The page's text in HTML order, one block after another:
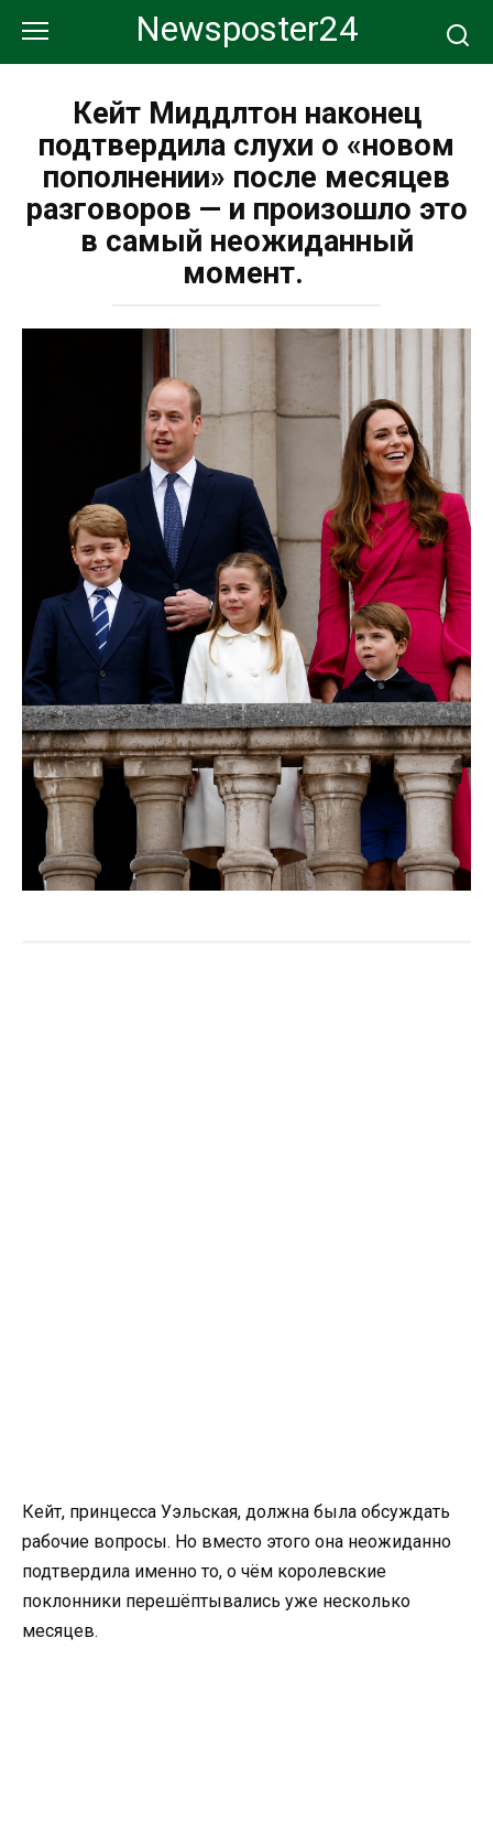
контенту
Newsposter24
Кейт Миддлтон наконец
подтвердила слухи о «новом
пополнении» после месяцев
разговоров — и произошло это
в самый неожиданный
момент.
Кейт, принцесса Уэльская, должна была обсуждать
рабочие вопросы. Но вместо этого она неожиданно
подтвердила именно то, о чём королевские
поклонники перешёптывались уже несколько
месяцев.